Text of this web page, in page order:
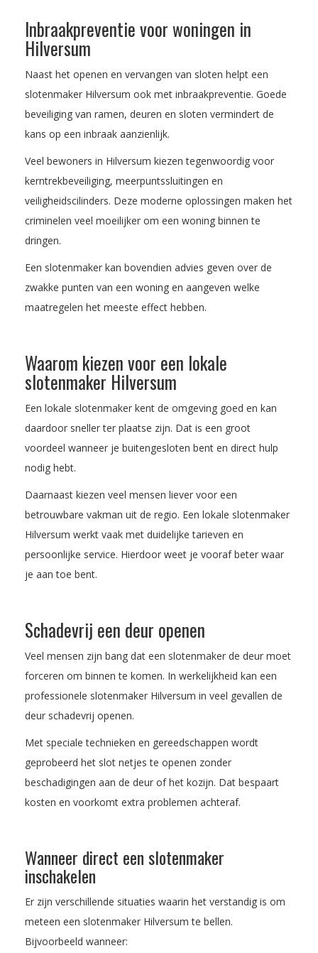
Inbraakpreventie voor woningen in
Hilversum
Naast het openen en vervangen van sloten helpt een
slotenmaker Hilversum ook met inbraakpreventie. Goede
beveiliging van ramen, deuren en sloten vermindert de
kans op een inbraak aanzienlijk.
Veel bewoners in Hilversum kiezen tegenwoordig voor
kerntrekbeveiliging, meerpuntssluitingen en
veiligheidscilinders. Deze moderne oplossingen maken het
criminelen veel moeilijker om een woning binnen te
dringen.
Een slotenmaker kan bovendien advies geven over de
zwakke punten van een woning en aangeven welke
maatregelen het meeste effect hebben.
Waarom kiezen voor een lokale
slotenmaker Hilversum
Een lokale slotenmaker kent de omgeving goed en kan
daardoor sneller ter plaatse zijn. Dat is een groot
voordeel wanneer je buitengesloten bent en direct hulp
nodig hebt.
Daarnaast kiezen veel mensen liever voor een
betrouwbare vakman uit de regio. Een lokale slotenmaker
Hilversum werkt vaak met duidelijke tarieven en
persoonlijke service. Hierdoor weet je vooraf beter waar
je aan toe bent.
Schadevrij een deur openen
Veel mensen zijn bang dat een slotenmaker de deur moet
forceren om binnen te komen. In werkelijkheid kan een
professionele slotenmaker Hilversum in veel gevallen de
deur schadevrij openen.
Met speciale technieken en gereedschappen wordt
geprobeerd het slot netjes te openen zonder
beschadigingen aan de deur of het kozijn. Dat bespaart
kosten en voorkomt extra problemen achteraf.
Wanneer direct een slotenmaker
inschakelen
Er zijn verschillende situaties waarin het verstandig is om
meteen een slotenmaker Hilversum te bellen.
Bijvoorbeeld wanneer: